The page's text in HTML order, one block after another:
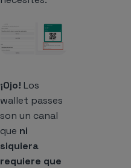
¡Ojo! Los
wallet passes
son un canal
que ni
siquiera
requiere que